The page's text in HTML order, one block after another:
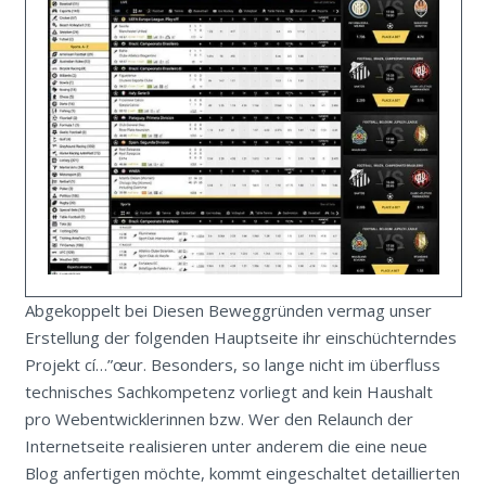
Abgekoppelt bei Diesen Beweggründen vermag unser
Erstellung der folgenden Hauptseite ihr einschüchterndes
Projekt cí…”œur. Besonders, so lange nicht im überfluss
technisches Sachkompetenz vorliegt and kein Haushalt
pro Webentwicklerinnen bzw. Wer den Relaunch der
Internetseite realisieren unter anderem die eine neue
Blog anfertigen möchte, kommt eingeschaltet detaillierten